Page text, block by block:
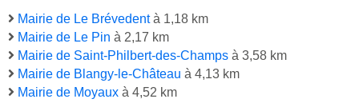
Mairie de Le Brévedentà 1,18 km
Mairie de Le Pin à 2,17 km
Mairie de Saint-Philbert-des-Champs à 3,58 km
Mairie de Blangy-le-Château à 4,13 km
Mairie de Moyaux à 4,52 km